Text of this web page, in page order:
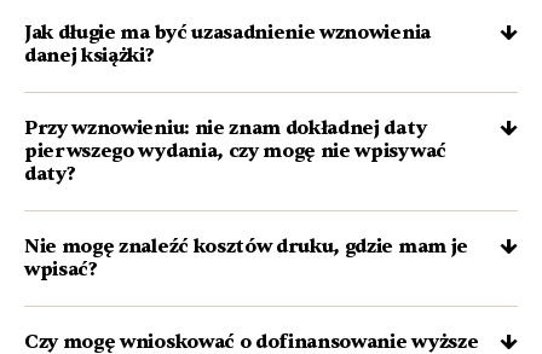
Jak długie ma być uzasadnienie wznowienia
danej książki?
Przy wznowieniu: nie znam dokładnej daty
pierwszego wydania, czy mogę nie wpisywać
daty?
Nie mogę znaleźć kosztów druku, gdzie mam je
wpisać?
Czy mogę wnioskować o dofinansowanie wyższe